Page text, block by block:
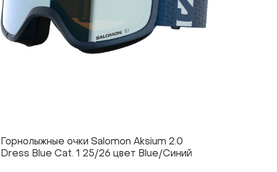
Горнолыжные очки Salomon Aksium 2.0
Dress Blue Cat. 1 25/26 цвет Blue/Синий